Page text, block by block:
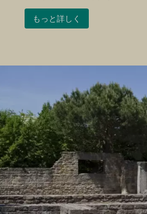
もっと詳しく
ハイライト